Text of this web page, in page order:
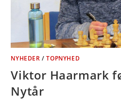
NYHEDER /TOPNYHED
Viktor Haarmark
Nytår